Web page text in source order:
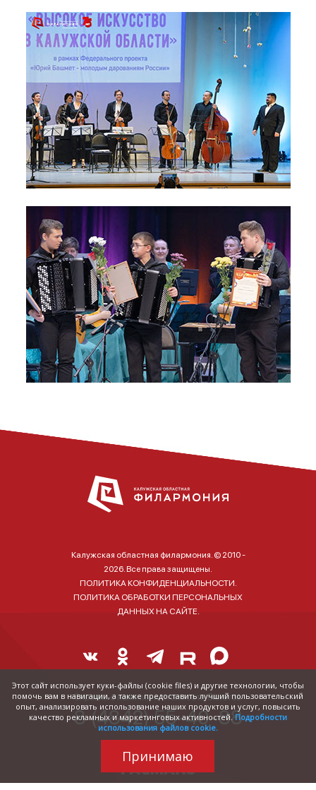
Калужская областная филармония. © 2010 -
2026. Все права защищены.
ПОЛИТИКА КОНФИДЕНЦИАЛЬНОСТИ.
ПОЛИТИКА ОБРАБОТКИ ПЕРСОНАЛЬНЫХ
ДАННЫХ НА САЙТЕ.
Справка о наличии и стоимости билетов:
8 (4842) 55-40-88
Этот сайт использует куки-файлы (cookie files) и другие технологии, чтобы
помочь вам в навигации, а также предоставить лучший пользовательский
опыт, анализировать использование наших продуктов и услуг, повысить
качество рекламных и маркетинговых активностей. Подробности
использования файлов cookie.
Принимаю